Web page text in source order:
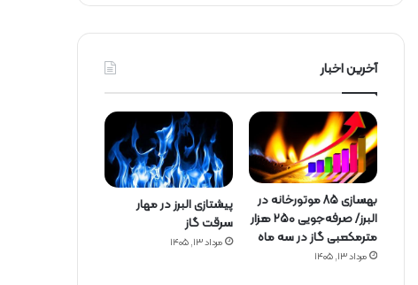
آخرین اخبار
بهسازی ۸۵ موتورخانه در
البرز/ صرفه‌جویی ۲۵۰ هزار
مترمکعبی گاز در سه ماه
مرداد ۱۳, ۱۴۰۵
پیشتازی البرز در مهار
سرقت گاز
مرداد ۱۳, ۱۴۰۵